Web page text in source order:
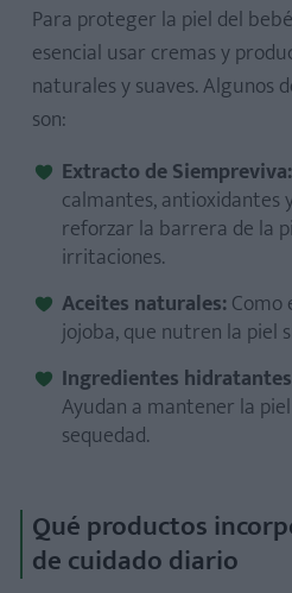
Para proteger la piel del
esencial usar cremas y
naturales y suaves. Algunos
son:
Extracto de Siempreviva:
calmantes, antioxidantes
reforzar la barrera de la
irritaciones.
Aceites naturales:Como
jojoba, que nutren la piel
Ingredientes
Ayudan a mantener la
sequedad.
Qué productos
de cuidado diario